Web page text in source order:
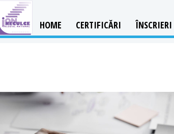
HOME CERTIFICĂRI ÎNSCRIERI